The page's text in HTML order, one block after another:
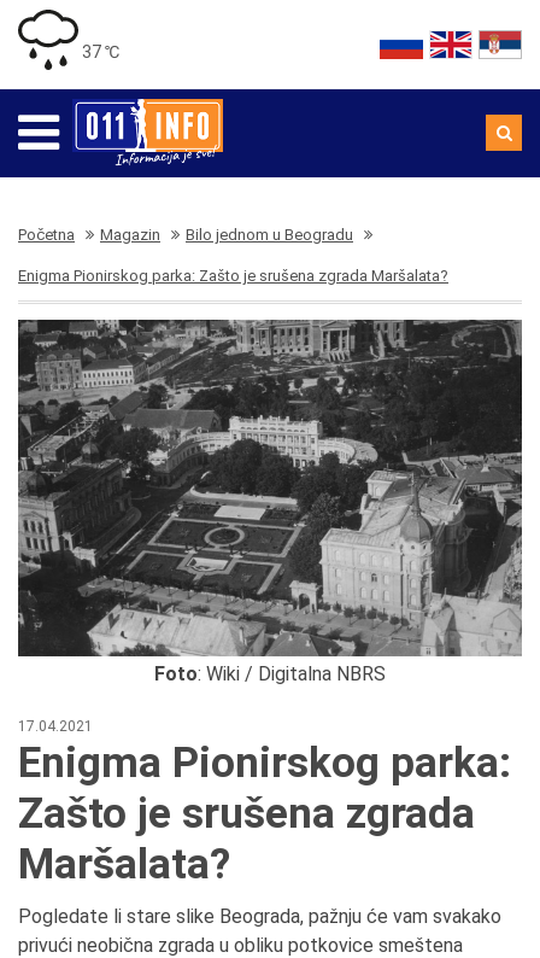
37 ℃
Početna Magazin Bilo jednom u Beogradu
Enigma Pionirskog parka: Zašto je srušena zgrada Maršalata?
Foto: Wiki / Digitalna NBRS
17.04.2021
Enigma Pionirskog parka:
Zašto je srušena zgrada
Maršalata?
Pogledate li stare slike Beograda, pažnju će vam svakako
privući neobična zgrada u obliku potkovice smeštena